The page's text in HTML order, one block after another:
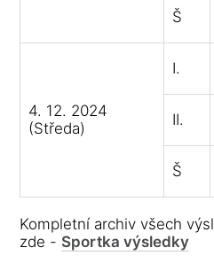
Š
4. 12. 2024
(Středa)
I.
II.
Š
Kompletní archiv všech
zde - Sportka výsledky